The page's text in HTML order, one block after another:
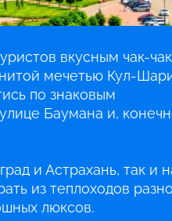
вкусным чак-
мечетью Кул-
по знаковым
Баумана и,
и Астрахань, так и
из теплоходов
люксов.